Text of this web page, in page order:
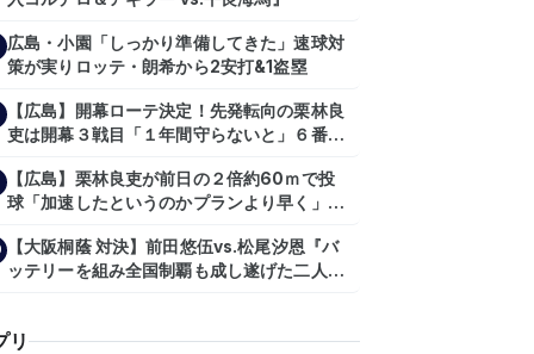
広島・小園「しっかり準備してきた」速球対
策が実りロッテ・朗希から2安打&1盗塁
【広島】開幕ローテ決定！先発転向の栗林良
吏は開幕３戦目「１年間守らないと」６番手
【広島】栗林良吏が前日の２倍約60ｍで投
球「加速したというのかプランより早く」自
【大阪桐蔭 対決】前田悠伍vs.松尾汐恩『バ
ッテリーを組み全国制覇も成し遂げた二人
リ